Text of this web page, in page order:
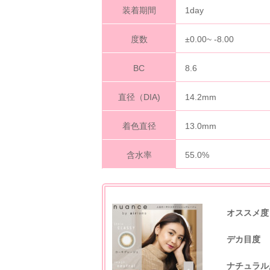
装着期間 1day
度数 ±0.00~ -8.00
BC 8.6
直径（DIA) 14.2mm
着色直径 13.0mm
含水率 55.0%
オススメ度
デカ目度
ナチュラ